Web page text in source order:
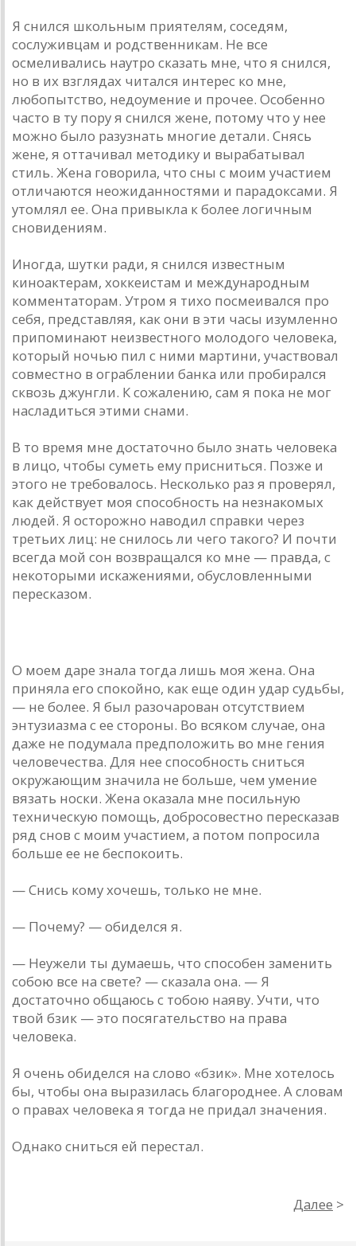
Я снился школьным приятелям, соседям,
сослуживцам и родственникам. Не все
осмеливались наутро сказать мне, что я снился,
но в их взглядах читался интерес ко мне,
любопытство, недоумение и прочее. Особенно
часто в ту пору я снился жене, потому что у нее
можно было разузнать многие детали. Снясь
жене, я оттачивал методику и вырабатывал
стиль. Жена говорила, что сны с моим участием
отличаются неожиданностями и парадоксами. Я
утомлял ее. Она привыкла к более логичным
сновидениям.
Иногда, шутки ради, я снился известным
киноактерам, хоккеистам и международным
комментаторам. Утром я тихо посмеивался про
себя, представляя, как они в эти часы изумленно
припоминают неизвестного молодого человека,
который ночью пил с ними мартини, участвовал
совместно в ограблении банка или пробирался
сквозь джунгли. К сожалению, сам я пока не мог
насладиться этими снами.
В то время мне достаточно было знать человека
в лицо, чтобы суметь ему присниться. Позже и
этого не требовалось. Несколько раз я проверял,
как действует моя способность на незнакомых
людей. Я осторожно наводил справки через
третьих лиц: не снилось ли чего такого? И почти
всегда мой сон возвращался ко мне — правда, с
некоторыми искажениями, обусловленными
пересказом.
О моем даре знала тогда лишь моя жена. Она
приняла его спокойно, как еще один удар судьбы,
— не более. Я был разочарован отсутствием
энтузиазма с ее стороны. Во всяком случае, она
даже не подумала предположить во мне гения
человечества. Для нее способность сниться
окружающим значила не больше, чем умение
вязать носки. Жена оказала мне посильную
техническую помощь, добросовестно пересказав
ряд снов с моим участием, а потом попросила
больше ее не беспокоить.
— Снись кому хочешь, только не мне.
— Почему? — обиделся я.
— Неужели ты думаешь, что способен заменить
собою все на свете? — сказала она. — Я
достаточно общаюсь с тобою наяву. Учти, что
твой бзик — это посягательство на права
человека.
Я очень обиделся на слово «бзик». Мне хотелось
бы, чтобы она выразилась благороднее. А словам
о правах человека я тогда не придал значения.
Однако сниться ей перестал.
Далее >